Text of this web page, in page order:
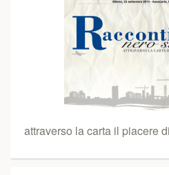
attraverso la carta il piacere